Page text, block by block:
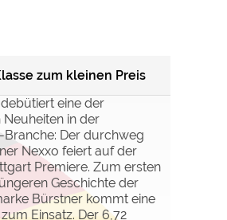
zum kleinen Preis
eine der
in der
Branche: Der durchweg
Nexxo feiert auf der
Premiere. Zum ersten
Geschichte der
Bürstner kommt eine
Einsatz. Der 6,72